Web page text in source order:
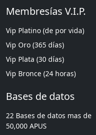
Membresías V.I.P.
Vip Platino (de por vida)
Vip Oro (365 días)
Vip Plata (30 días)
Vip Bronce (24 horas)
Bases de datos
22 Bases de datos mas de
50,000 APUS